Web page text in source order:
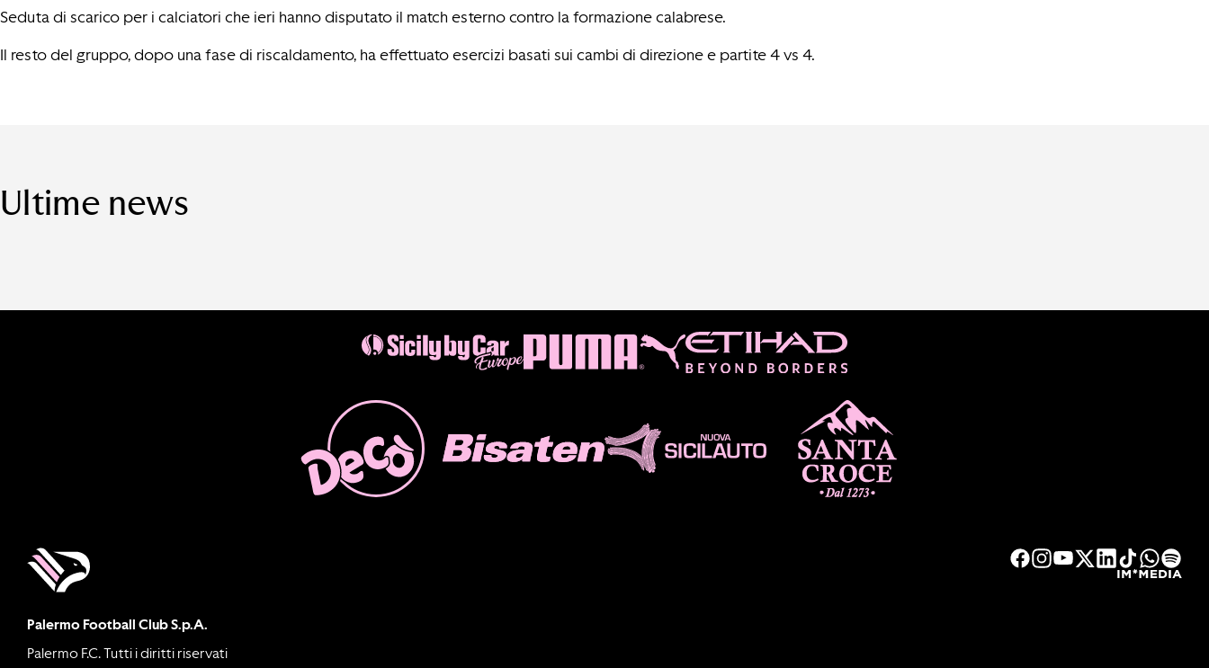
Seduta di scarico per i calciatori che ieri hanno disputato il match esterno contro la formazione calabrese.
Il resto del gruppo, dopo una fase di riscaldamento, ha effettuato esercizi basati sui cambi di direzione e partite 4 vs 4.
Ultime news
Palermo Football Club S.p.A.
Palermo F.C. Tutti i diritti riservati